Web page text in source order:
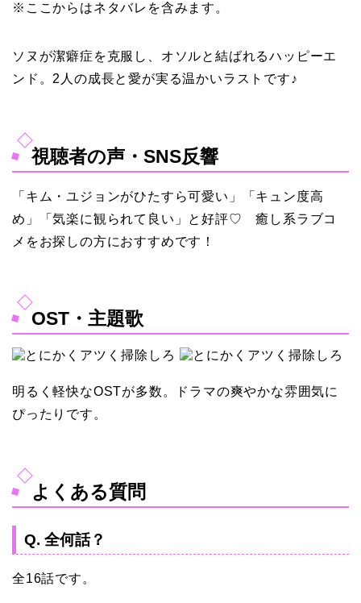
※ここからはネタバレを含みます。
ソヌが潔癖症を克服し、オソルと結ばれるハッピーエ
ンド。2人の成長と愛が実る温かいラストです♪
視聴者の声・SNS反響
「キム・ユジョンがひたすら可愛い」「キュン度高
め」「気楽に観られて良い」と好評♡ 癒し系ラブコ
メをお探しの方におすすめです！
OST・主題歌
明るく軽快なOSTが多数。ドラマの爽やかな雰囲気に
ぴったりです。
よくある質問
Q. 全何話？
全16話です。